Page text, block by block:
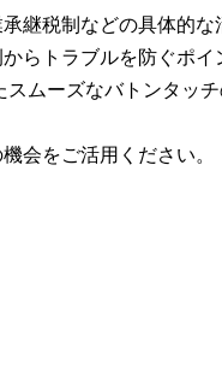
継税制などの具体的な
らトラブルを防ぐポイ
ムーズなバトンタッ
会をご活用ください。